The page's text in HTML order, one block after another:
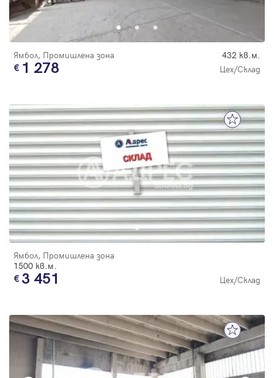
Ямбол, Промишлена зона 432 кв.м.
1 278 Цех/Склад
Ямбол, Промишлена зона
1500 кв.м.
3 451 Цех/Склад
Парола
Забравена парола
Регистрация